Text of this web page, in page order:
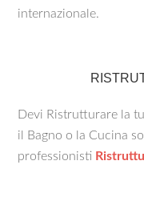
internazionale.
Devi Ristrutturare la
il Bagno o la Cucina
professionisti